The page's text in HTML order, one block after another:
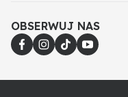
OBSERWUJ NAS